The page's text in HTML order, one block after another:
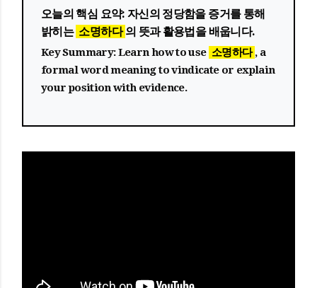
오늘의 핵심 요약: 자신의 정당함을 증거를 통해
밝히는 소명하다 의 뜻과 활용법을 배웁니다.
Key Summary:Learn how to use 소명하다 , a
formal word meaning to vindicate or explain
your position with evidence.